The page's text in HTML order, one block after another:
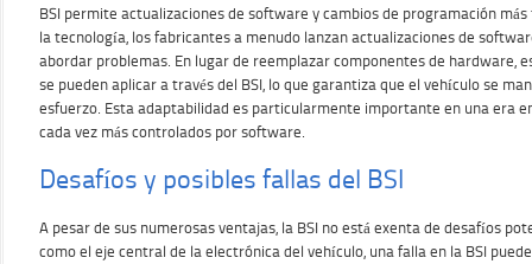
BSI permite actualizaciones de software y cambios de programación más
la tecnología, los fabricantes a menudo lanzan actualizaciones de
abordar problemas. En lugar de reemplazar componentes de hardware,
se pueden aplicar a través del BSI, lo que garantiza que el vehículo se
esfuerzo. Esta adaptabilidad es particularmente importante en una era
cada vez más controlados por software.
Desafíos y posibles fallas del BSI
A pesar de sus numerosas ventajas, la BSI no está exenta de desafíos
como el eje central de la electrónica del vehículo, una falla en la BSI